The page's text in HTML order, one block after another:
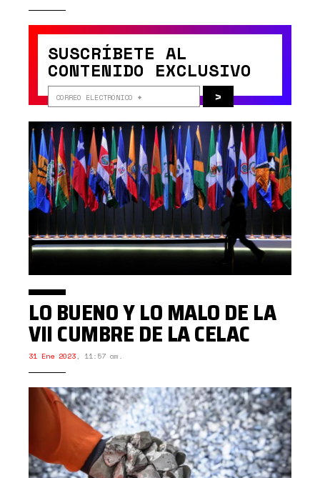
SUSCRÍBETE AL
CONTENIDO EXCLUSIVO
>
LO BUENO Y LO MALO DE LA
VII CUMBRE DE LA CELAC
31 Ene 2023, 11:57 am.